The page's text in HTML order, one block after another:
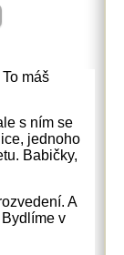
máš
s ním se
jednoho
Babičky,
A
v